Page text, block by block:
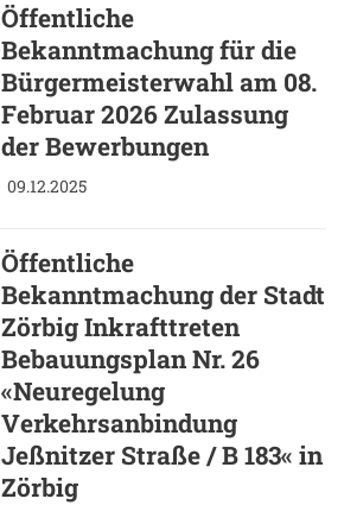
Öffentliche
Bekanntmachung für die
Bürgermeisterwahl am 08.
Februar 2026 Zulassung
der Bewerbungen
09.12.2025
Öffentliche
Bekanntmachung der Stadt
Zörbig Inkrafttreten
Bebauungsplan Nr. 26
«Neuregelung
Verkehrsanbindung
Jeßnitzer Straße / B 183« in
Zörbig